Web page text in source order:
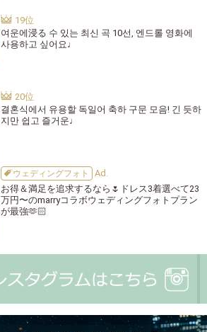
여운에浸る 수 있는 최신 곡 10선, 엔드롤 영화에
사용하고 싶어요♩
결혼식에서 유용할 독일어 축하 구문 모음! 긴 듯하
지만 쉽고 즐거운♩
ウェディングフォト
お得＆満足を追求するなら🌷ドレス3着選べて23
万円〜のmarryコラボウェディングフォトプラン
が最強🫶🏻